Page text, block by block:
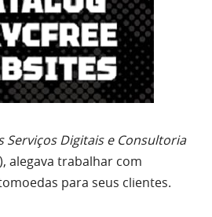
Serviços Digitais e Consultoria
), alegava trabalhar com
para seus clientes.